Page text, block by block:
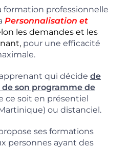
formation professionnelle
Personnalisation et
les demandes et les
pour une efficacité
qui décide de
son programme de
ce soit en présentiel
ou distanciel.
ses formations
personnes ayant des